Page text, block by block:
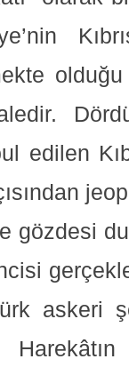
edilen
gözdesi
askeri